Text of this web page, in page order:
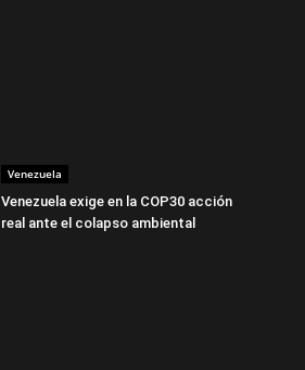
Venezuela
Venezuela exige en la COP30 acción
real ante el colapso ambiental